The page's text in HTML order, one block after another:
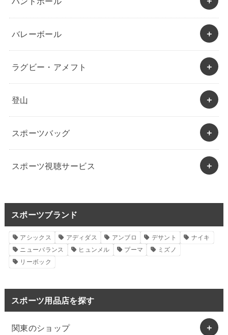
バレーボール
ラグビー・アメフト
登山
スポーツバッグ
スポーツ視聴サービス
スポーツブランド
アシックス アディダス アンブロ デサント
ナイキ
ニューバランス
ヒュンメル プーマ
ミズノ
リーボック
スポーツ用品店を探す
関東のショップ